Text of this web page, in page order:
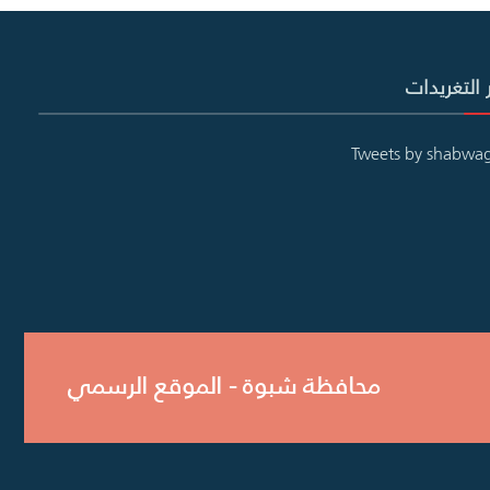
التغريدات
Tweets by
محافظة شبوة - الموقع الرسمي